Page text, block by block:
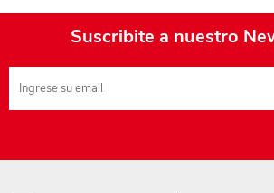
Suscribite a nuestro